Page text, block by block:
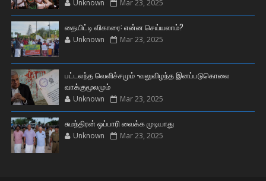
Unknown Mar 23, 2025
தையிட்டி விகாரை: என்ன செய்யலாம்?
Unknown Mar 23, 2025
பட்டலந்த வெளிச்சமும் -வலுவிழந்த இனப்படுகொலை
வாக்குமூலமும்
Unknown Mar 23, 2025
சுமந்திரன் ஒப்பாரி வைக்க முடியாது
Unknown Mar 23, 2025